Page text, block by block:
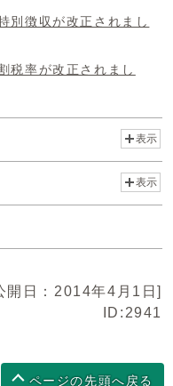
別徴収が改正されまし
税率が改正されまし
表示
表示
開日：2014年4月1日]
ID:2941
ページの先頭へ戻る